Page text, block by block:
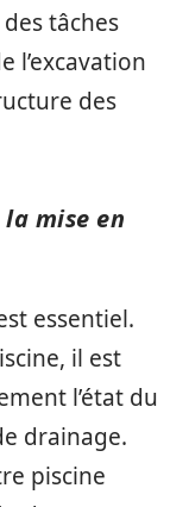
tâches
l’excavation
des
mise en
essentiel.
il est
l’état du
drainage.
piscine